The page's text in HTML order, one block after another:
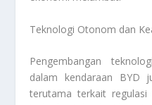
Teknologi Otonom dan
Pengembangan
dalam kendaraan BYD
terutama terkait regulasi